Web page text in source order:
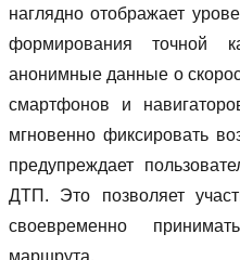
наглядно отображает
формирования точной
анонимные данные о
смартфонов и
мгновенно фиксировать
предупреждает
ДТП. Это позволяет
своевременно
маршрута.